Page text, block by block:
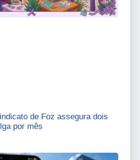
de Foz assegura dois
por mês